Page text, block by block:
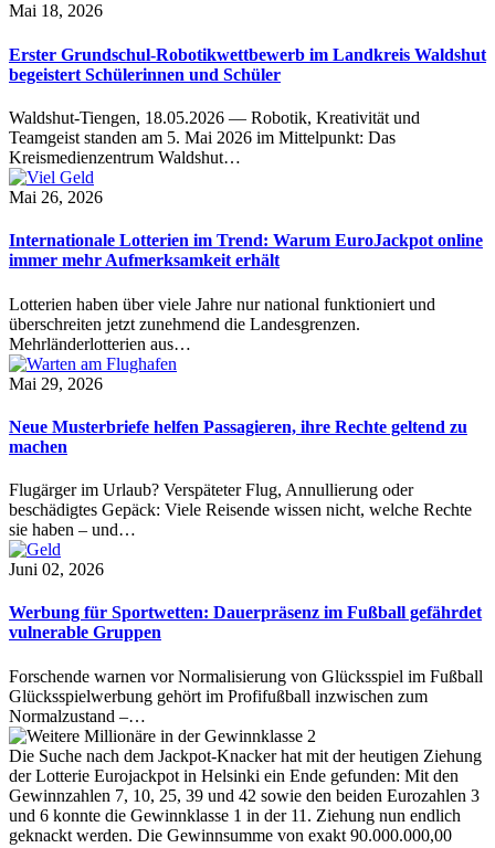
Mai 18, 2026
Erster Grundschul-Robotikwettbewerb im Landkreis Waldshut
begeistert Schülerinnen und Schüler
Waldshut-Tiengen, 18.05.2026 — Robotik, Kreativität und
Teamgeist standen am 5. Mai 2026 im Mittelpunkt: Das
Kreismedienzentrum Waldshut…
Mai 26, 2026
Internationale Lotterien im Trend: Warum EuroJackpot online
immer mehr Aufmerksamkeit erhält
Lotterien haben über viele Jahre nur national funktioniert und
überschreiten jetzt zunehmend die Landesgrenzen.
Mehrländerlotterien aus…
Mai 29, 2026
Neue Musterbriefe helfen Passagieren, ihre Rechte geltend zu
machen
Flugärger im Urlaub? Verspäteter Flug, Annullierung oder
beschädigtes Gepäck: Viele Reisende wissen nicht, welche Rechte
sie haben – und…
Juni 02, 2026
Werbung für Sportwetten: Dauerpräsenz im Fußball gefährdet
vulnerable Gruppen
Forschende warnen vor Normalisierung von Glücksspiel im Fußball
Glücksspielwerbung gehört im Profifußball inzwischen zum
Normalzustand –…
Die Suche nach dem Jackpot-Knacker hat mit der heutigen Ziehung
der Lotterie Eurojackpot in Helsinki ein Ende gefunden: Mit den
Gewinnzahlen 7, 10, 25, 39 und 42 sowie den beiden Eurozahlen 3
und 6 konnte die Gewinnklasse 1 in der 11. Ziehung nun endlich
geknackt werden. Die Gewinnsumme von exakt 90.000.000,00